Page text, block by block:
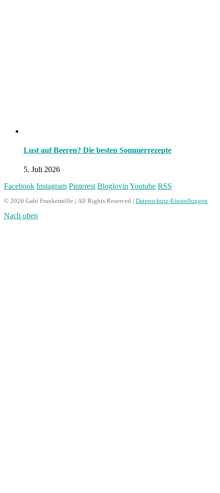
Lust auf Beeren? Die besten Sommerrezepte
5. Juli 2026
Facebook Instagram Pinterest Bloglovin Youtube RSS
© 2026 Gabi Frankemölle | All Rights Reserved | Datenschutz-Einstellungen
Nach oben